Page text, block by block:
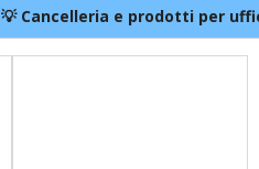
💡 Cancelleria e prodotti per